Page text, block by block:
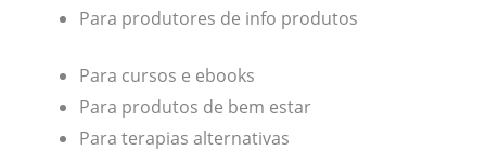
Para produtores de info produtos
Para cursos e ebooks
Para produtos de bem estar
Para terapias alternativas